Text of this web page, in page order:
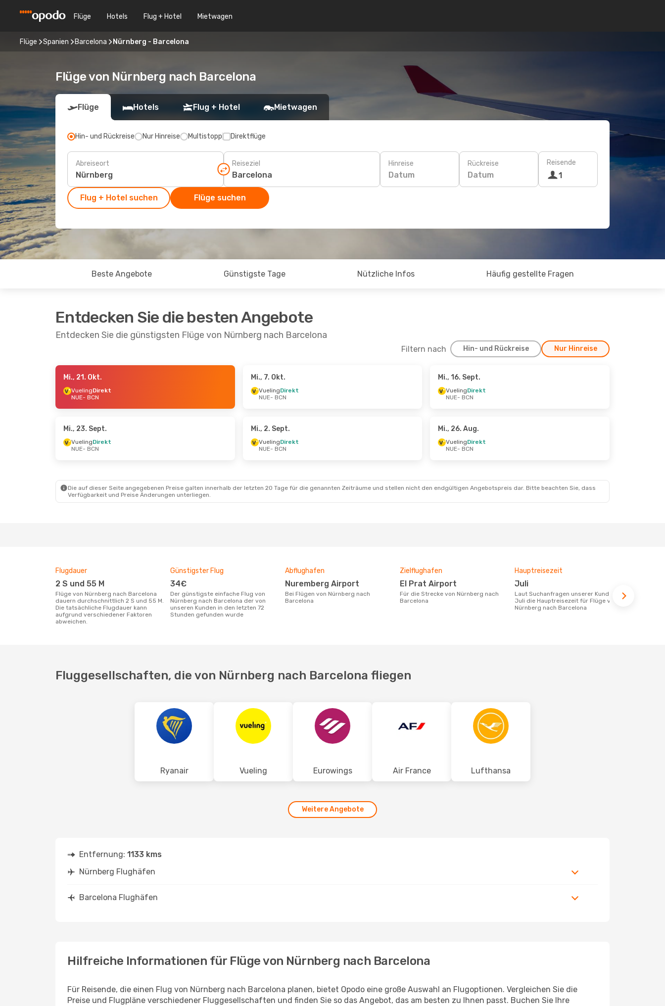
Flüge Hotels Flug + Hotel Mietwagen
Flüge Spanien Barcelona Nürnberg - Barcelona
Flüge von Nürnberg nach Barcelona
Flüge Hotels Flug + Hotel Mietwagen
Hin- und Rückreise Nur Hinreise Multistopp Direktflüge
Abreiseort Reiseziel Hinreise
Datum
Rückreise
Datum
Reisende
1
Flug + Hotel suchen Flüge suchen
Beste Angebote Günstigste Tage Nützliche Infos Häufig gestellte Fragen
Entdecken Sie die besten Angebote
Entdecken Sie die günstigsten Flüge von Nürnberg nach Barcelona
Filtern nach Hin- und Rückreise Nur Hinreise
- Fr., 18. Sept. - Fr., 9. Okt. - Fr., 23. Okt.
- Fr., 2. Okt. - Di., 25. Aug.
BCN
- NUE - NUE
Mi., 21. Okt.
VuelingDirekt
NUE- BCN
Mi., 7. Okt.
VuelingDirekt
NUE- BCN
Mi., 16. Sept.
VuelingDirekt
NUE- BCN
Mi., 23. Sept.
VuelingDirekt
NUE- BCN
Mi., 2. Sept.
VuelingDirekt
NUE- BCN
Mi., 26. Aug.
VuelingDirekt
NUE- BCN
Die auf dieser Seite angegebenen Preise galten innerhalb der letzten 20 Tage für die genannten Zeiträume und stellen nicht den endgültigen Angebotspreis dar. Bitte beachten Sie, dass
Verfügbarkeit und Preise Änderungen unterliegen.
Flugdauer
2 S und 55 M
Flüge von Nürnberg nach Barcelona
dauern durchschnittlich 2 S und 55 M.
Die tatsächliche Flugdauer kann
aufgrund verschiedener Faktoren
abweichen.
Günstigster Flug
34€
Der günstigste einfache Flug von
Nürnberg nach Barcelona der von
unseren Kunden in den letzten 72
Stunden gefunden wurde
Abflughafen
Nuremberg Airport
Bei Flügen von Nürnberg nach
Barcelona
Zielflughafen
El Prat Airport
Für die Strecke von Nürnberg nach
Barcelona
Hauptreisezeit
Juli
Laut Suchanfragen unserer Kunden ist
Juli die Hauptreisezeit für Flüge von
Nürnberg nach Barcelona
Fluggesellschaften, die von Nürnberg nach Barcelona fliegen
Ryanair Vueling Eurowings Air France Lufthansa
Weitere Angebote
Entfernung: 1133 kms
Nürnberg Flughäfen
Barcelona Flughäfen
Hilfreiche Informationen für Flüge von Nürnberg nach Barcelona
Für Reisende, die einen Flug von Nürnberg nach Barcelona planen, bietet Opodo eine große Auswahl an Flugoptionen. Vergleichen Sie die
Preise und Flugpläne verschiedener Fluggesellschaften und finden Sie so das Angebot, das am besten zu Ihnen passt. Buchen Sie Ihre